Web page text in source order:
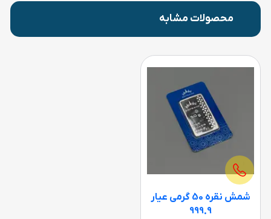
محصولات مشابه
شمش نقره 50 گرمی عیار
999.9